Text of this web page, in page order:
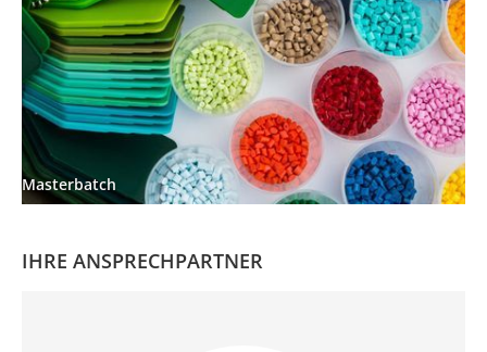
Masterbatch
IHRE ANSPRECHPARTNER